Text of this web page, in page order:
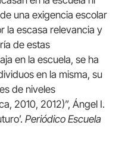
una exigencia escolar
la escasa relevancia y
de estas
en la escuela, se ha
en la misma, su
de niveles
2010, 2012)”, Ángel I.
Periódico Escuela